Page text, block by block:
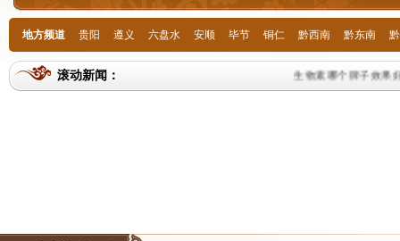
地方频道 贵阳 遵义 六盘水 安顺 毕节 铜仁 黔西南 黔东南
滚动新闻： 生物素哪个牌子效果